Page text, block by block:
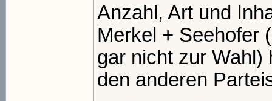
Anzahl, Art und
Merkel + Seehofer
gar nicht zur Wahl)
den anderen